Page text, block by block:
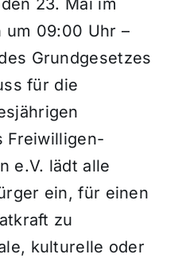
23. Mai im
um 09:00 Uhr –
Grundgesetzes
für die
Freiwilligen-
e.V. lädt alle
ein, für einen
zu
kulturelle oder